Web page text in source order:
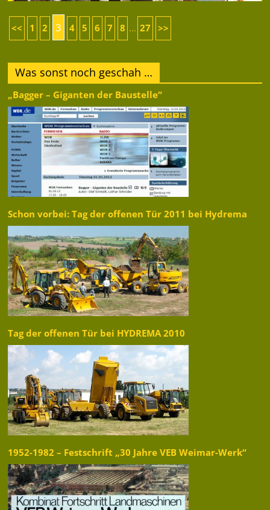
<< 1 2 3 4 5 6 7 8 ... 27 >>
Was sonst noch geschah …
„Bagger – Giganten der Baustelle“
Schon vorbei: Tag der offenen Tür 2011 bei Hydrema
Tag der offenen Tür bei HYDREMA 2010
1952-1982 – Festschrift „30 Jahre VEB Weimar-Werk“